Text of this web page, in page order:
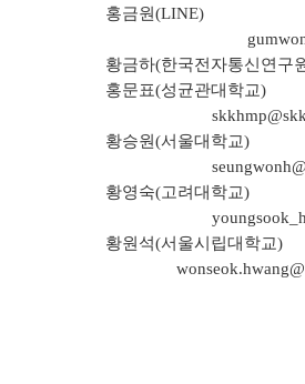
홍금원(LINE)
황금하(한국전자통신연구
홍문표(성균관대학교)
황승원(서울대학교)
황영숙(고려대학교)
황원석(서울시립대학교)